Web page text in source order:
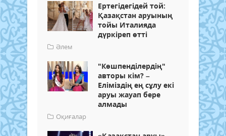
Ертегідегідей той:
Қазақстан аруының
тойы Италияда
дүркіреп өтті
Әлем
"Көшпенділердің"
авторы кім? –
Еліміздің ең сұлу екі
аруы жауап бере
алмады
Оқиғалар